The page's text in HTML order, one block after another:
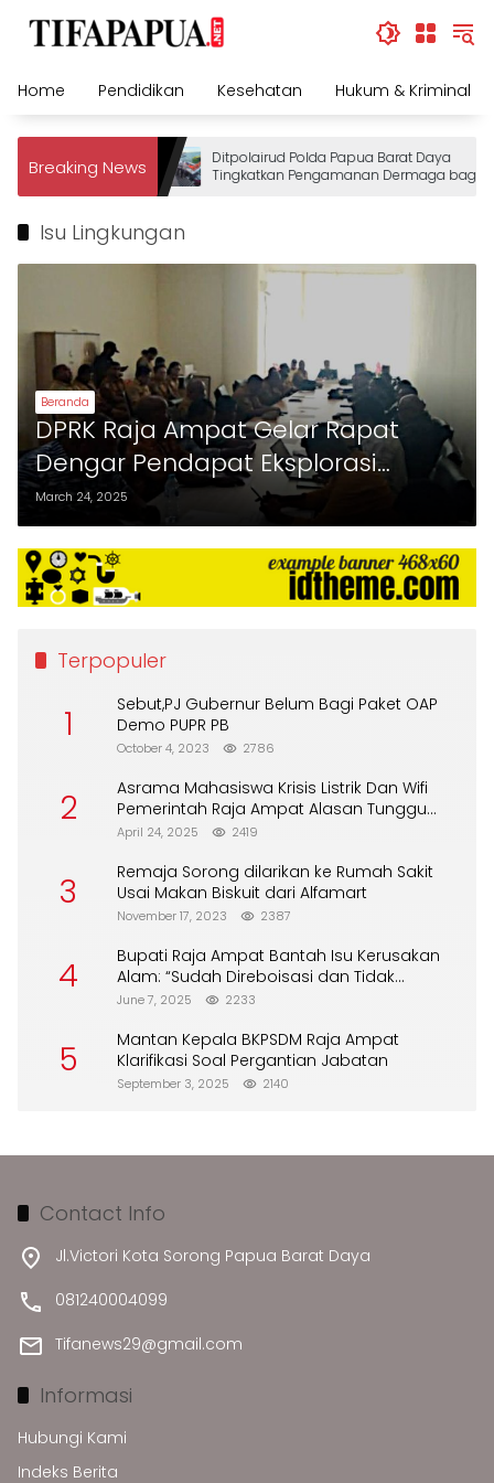
Home
Pendidikan Kesehatan Hukum & Kriminal
Breaking News
Ditpolairud Polda Papua Barat Daya
Tingkatkan Pengamanan Dermaga bagi
Wisatawan
Isu Lingkungan
Beranda
DPRK Raja Ampat Gelar Rapat
Dengar Pendapat Eksplorasi
Tambang PT Mulia Raimon
Perkasa
March 24, 2025
Terpopuler
1
Sebut,PJ Gubernur Belum Bagi Paket OAP
Demo PUPR PB
October 4, 2023 2786
2
Asrama Mahasiswa Krisis Listrik Dan Wifi
Pemerintah Raja Ampat Alasan Tunggu
DPA
April 24, 2025 2419
3
Remaja Sorong dilarikan ke Rumah Sakit
Usai Makan Biskuit dari Alfamart
November 17, 2023 2387
4
Bupati Raja Ampat Bantah Isu Kerusakan
Alam: “Sudah Direboisasi dan Tidak
Merusak Lingkungan”
June 7, 2025 2233
5
Mantan Kepala BKPSDM Raja Ampat
Klarifikasi Soal Pergantian Jabatan
September 3, 2025 2140
Contact Info
Jl.Victori Kota Sorong Papua Barat Daya
081240004099
Tifanews29@gmail.com
Informasi
Hubungi Kami
Indeks Berita